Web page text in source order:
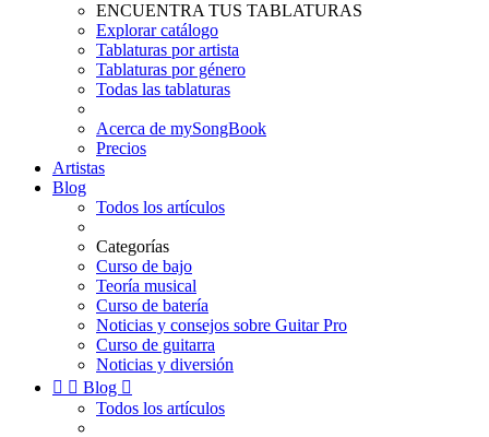
ENCUENTRA TUS TABLATURAS
Explorar catálogo
Tablaturas por artista
Tablaturas por género
Todas las tablaturas
Acerca de mySongBook
Precios
Artistas
Blog
Todos los artículos
Categorías
Curso de bajo
Teoría musical
Curso de batería
Noticias y consejos sobre Guitar Pro
Curso de guitarra
Noticias y diversión
  Blog 
Todos los artículos